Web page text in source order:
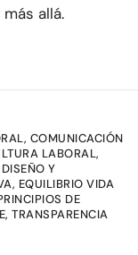
allá.
, COMUNICACIÓN
LABORAL,
DISEÑO Y
, EQUILIBRIO VIDA
DE
,TRANSPARENCIA